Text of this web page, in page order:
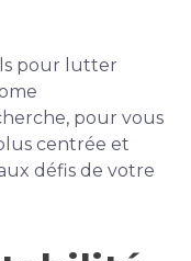
pour lutter
pour vous
centrée et
défis de votre